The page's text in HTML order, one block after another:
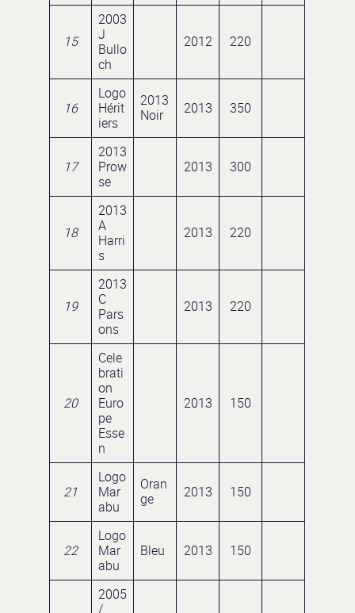
15
2003
J
Bullo
ch
2012 220
16
Logo
Hérit
iers
2013
Noir
2013 350
17
2013
Prow
se
2013 300
18
2013
A
Harri
s
2013 220
19
2013
C
Pars
ons
2013 220
20
Cele
brati
on
Euro
pe
Esse
n
2013 150
21
Logo
Mar
abu
Oran
ge
2013 150
22
Logo
Mar
abu
Bleu 2013 150
2005
/